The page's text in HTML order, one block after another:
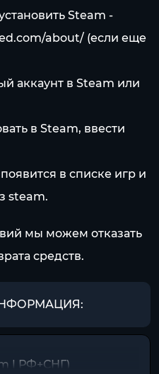
Steam -
about/ (если еще
аккаунт в Steam или
в Steam, ввести
в списке игр и
steam.
мы можем отказать
средств.
| РФ+СНГ)